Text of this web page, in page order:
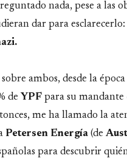
nada, pese a las
dar para esclarecerlo:
ambos, desde la época
de YPF para su mandante
me ha llamado la
Petersen Energía (de
para descubrir